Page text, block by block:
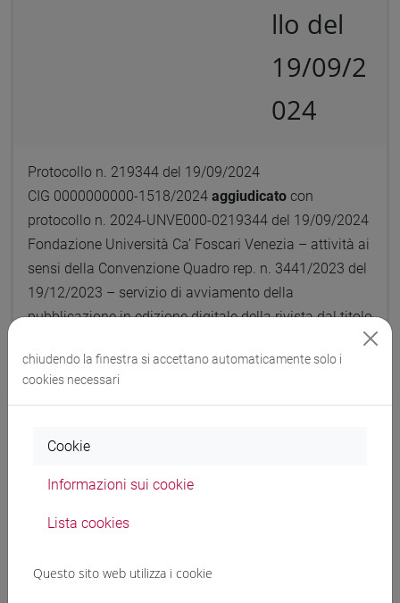
llo del
19/09/2
024
Protocollo n. 219344 del 19/09/2024
CIG 0000000000-1518/2024 aggiudicatocon
protocollo n. 2024-UNVE000-0219344 del 19/09/2024
Fondazione Università Ca’ Foscari Venezia – attività ai
sensi della Convenzione Quadro rep. n. 3441/2023 del
19/12/2023 – servizio di avviamento della
pubblicazione in edizione digitale della rivista dal titolo
“Kaskal - Rivista di storia, ambienti e culture del Vicino
Oriente Antico” richiesta dalla prof.ssa Paola Corò.
Progetto contabile: -
Scadenza:
Documenti collegati al
bando
chiudendo la finestra si accettano automaticamente solo i
cookies necessari
Cookie
Informazioni sui cookie
Lista cookies
Questo sito web utilizza i cookie